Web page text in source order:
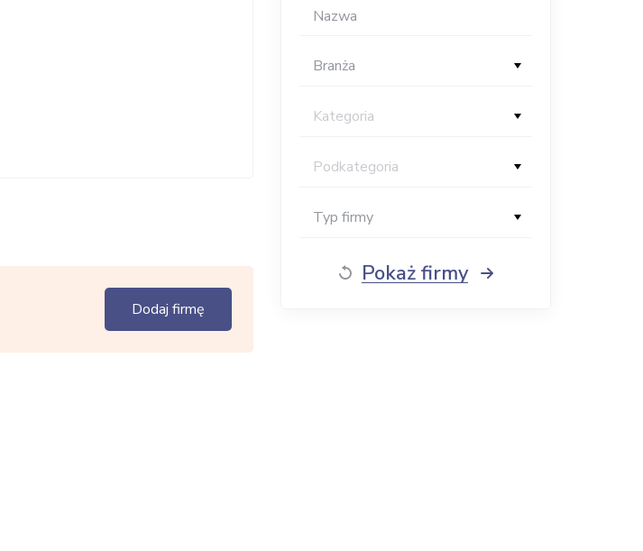
Dodaj firmę
Branża
Kategoria
Podkategoria
Typ firmy
Pokaż firmy